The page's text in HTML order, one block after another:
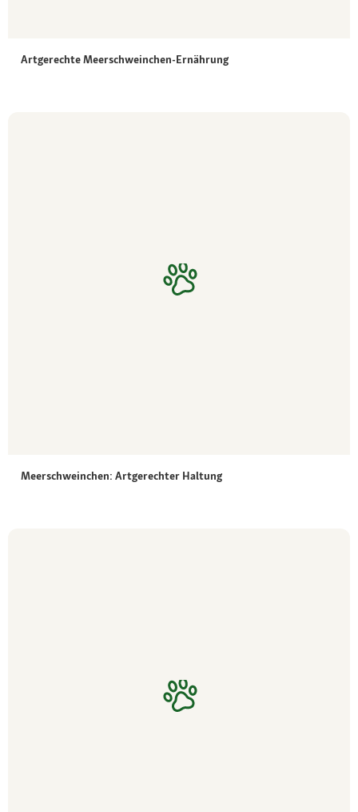
Artgerechte Meerschweinchen-Ernährung
Meerschweinchen: Artgerechter Haltung